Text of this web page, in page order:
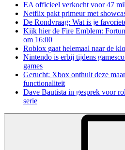
EA officieel verkocht voor 47
Netflix pakt primeur met
De Rondvraag: Wat is je
Kijk hier de Fire Emblem:
om 16:00
Roblox gaat helemaal naar de
Nintendo is erbij tijdens
games
Gerucht: Xbox onthult deze
functionaliteit
Dave Bautista in gesprek voor
serie